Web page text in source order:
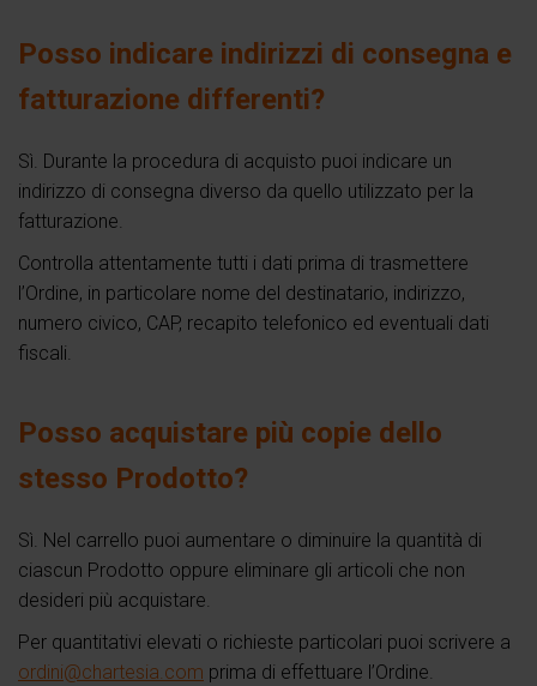
Posso indicare indirizzi di consegna e
fatturazione differenti?
Sì. Durante la procedura di acquisto puoi indicare un
indirizzo di consegna diverso da quello utilizzato per la
fatturazione.
Controlla attentamente tutti i dati prima di trasmettere
l’Ordine, in particolare nome del destinatario, indirizzo,
numero civico, CAP, recapito telefonico ed eventuali dati
fiscali.
Posso acquistare più copie dello
stesso Prodotto?
Sì. Nel carrello puoi aumentare o diminuire la quantità di
ciascun Prodotto oppure eliminare gli articoli che non
desideri più acquistare.
Per quantitativi elevati o richieste particolari puoi scrivere a
ordini@chartesia.com prima di effettuare l’Ordine.